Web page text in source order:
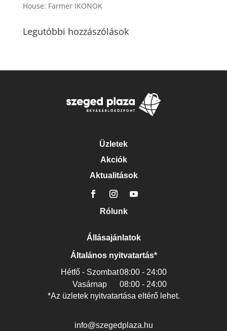
House: Farmer IKONOK
Legutóbbi hozzászólások
Üzletek
Akciók
Aktualitások
Rólunk
Állásajánlatok
Általános nyitvatartás*
Hétfő - Szombat08:00 - 24:00
Vasárnap
08:00 - 24:00
*Az üzletek nyitvatartása eltérő lehet.
info@szegedplaza.hu